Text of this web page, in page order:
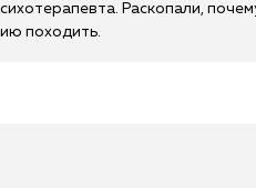
Раскопали,
походить.